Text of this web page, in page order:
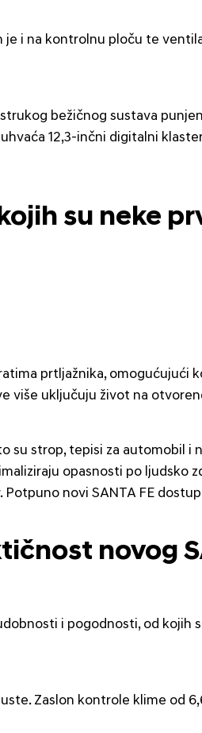
i na kontrolnu ploču te
bežičnog sustava
12,3-inčni digitalni
su neke
prtljažnika, omogućujući
više uključuju život na
strop, tepisi za automobil i
opasnosti po ljudsko
novi SANTA FE
novog
i pogodnosti, od kojih
Zaslon kontrole klime od